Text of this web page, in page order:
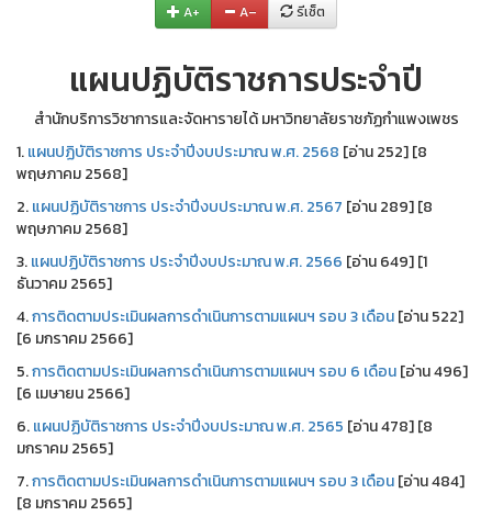
A+ A– รีเซ็ต
แผนปฏิบัติราชการประจำปี
สำนักบริการวิชาการและจัดหารายได้ มหาวิทยาลัยราชภัฏกำแพงเพชร
1.แผนปฏิบัติราชการ ประจำปีงบประมาณ พ.ศ. 2568 [อ่าน 252] [8
พฤษภาคม 2568]
2.แผนปฏิบัติราชการ ประจำปีงบประมาณ พ.ศ. 2567 [อ่าน 289] [8
พฤษภาคม 2568]
3.แผนปฏิบัติราชการ ประจำปีงบประมาณ พ.ศ. 2566 [อ่าน 649] [1
ธันวาคม 2565]
4.การติดตามประเมินผลการดำเนินการตามแผนฯ รอบ 3 เดือน[อ่าน 522]
[6 มกราคม 2566]
5.การติดตามประเมินผลการดำเนินการตามแผนฯ รอบ 6 เดือน[อ่าน 496]
[6 เมษายน 2566]
6.แผนปฏิบัติราชการ ประจำปีงบประมาณ พ.ศ. 2565 [อ่าน 478] [8
มกราคม 2565]
7.การติดตามประเมินผลการดำเนินการตามแผนฯ รอบ 3 เดือน[อ่าน 484]
[8 มกราคม 2565]